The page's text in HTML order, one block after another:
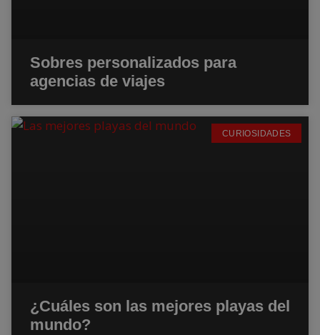
Sobres personalizados para
agencias de viajes
CURIOSIDADES
¿Cuáles son las mejores playas del
mundo?